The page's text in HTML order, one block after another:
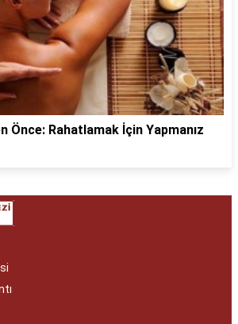
Önce: Rahatlamak İçin Yapmanız